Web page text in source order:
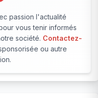
passion l'actualité
vous tenir informés
société. Contactez-
ou autre